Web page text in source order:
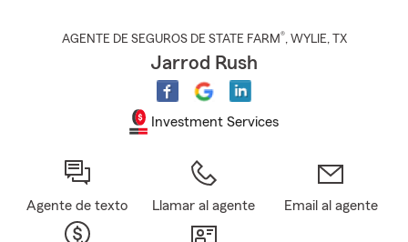
AGENTE DE SEGUROS DE STATE FARM®, WYLIE, TX
Jarrod Rush
Investment Services
Agente de texto Llamar al agente Email al agente